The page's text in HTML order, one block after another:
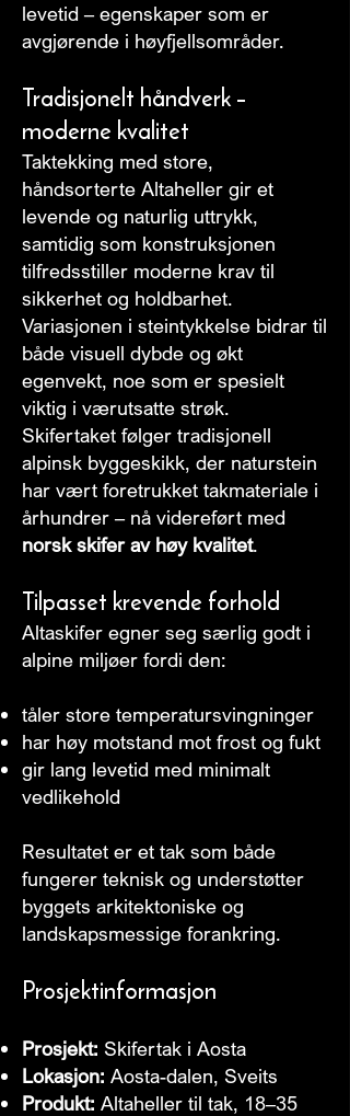
levetid – egenskaper som er
avgjørende i høyfjellsområder.
Tradisjonelt håndverk –
moderne kvalitet
Taktekking med store,
håndsorterte Altaheller gir et
levende og naturlig uttrykk,
samtidig som konstruksjonen
tilfredsstiller moderne krav til
sikkerhet og holdbarhet.
Variasjonen i steintykkelse bidrar til
både visuell dybde og økt
egenvekt, noe som er spesielt
viktig i værutsatte strøk.
Skifertaket følger tradisjonell
alpinsk byggeskikk, der naturstein
har vært foretrukket takmateriale i
århundrer – nå videreført med
norsk skifer av høy kvalitet.
Tilpasset krevende forhold
Altaskifer egner seg særlig godt i
alpine miljøer fordi den:
tåler store temperatursvingninger
har høy motstand mot frost og fukt
gir lang levetid med minimalt
vedlikehold
Resultatet er et tak som både
fungerer teknisk og understøtter
byggets arkitektoniske og
landskapsmessige forankring.
Prosjektinformasjon
Prosjekt: Skifertak i Aosta
Lokasjon: Aosta-dalen, Sveits
Produkt: Altaheller til tak, 18–35